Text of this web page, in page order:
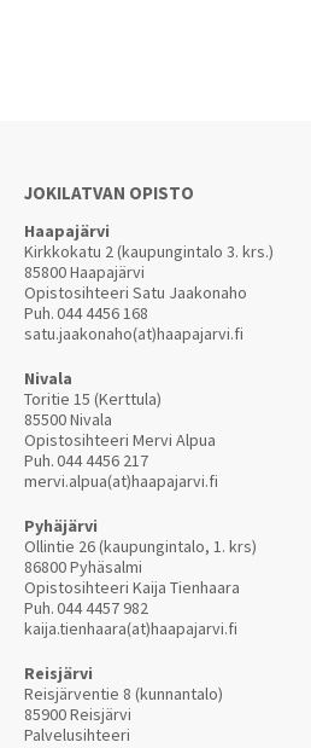
JOKILATVAN OPISTO
Haapajärvi
Kirkkokatu 2 (kaupungintalo 3. krs.)
85800 Haapajärvi
Opistosihteeri Satu Jaakonaho
Puh.044 4456 168
satu.jaakonaho(at)haapajarvi.fi
Nivala
Toritie 15 (Kerttula)
85500 Nivala
Opistosihteeri Mervi Alpua
Puh.044 4456 217
mervi.alpua(at)haapajarvi.fi
Pyhäjärvi
Ollintie 26 (kaupungintalo, 1. krs)
86800 Pyhäsalmi
Opistosihteeri Kaija Tienhaara
Puh.044 4457 982
kaija.tienhaara(at)haapajarvi.fi
Reisjärvi
Reisjärventie 8 (kunnantalo)
85900 Reisjärvi
Palvelusihteeri